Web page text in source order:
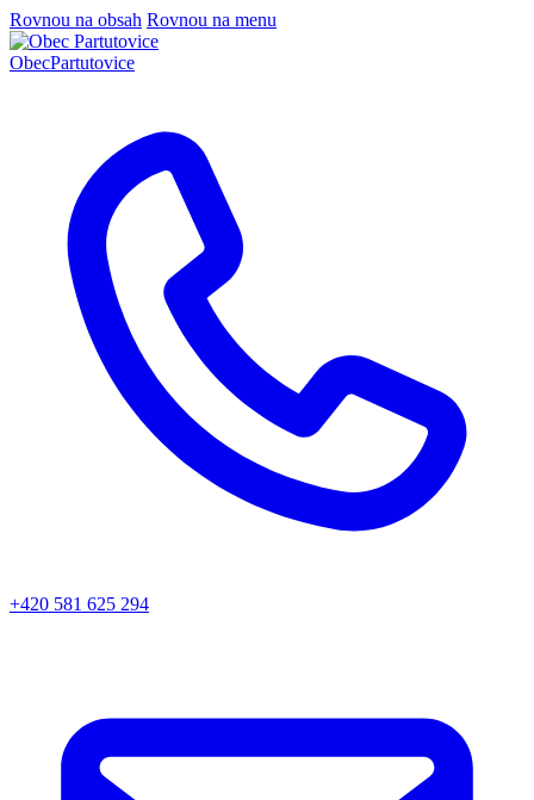
Rovnou na obsah Rovnou na menu
ObecPartutovice
+420 581 625 294